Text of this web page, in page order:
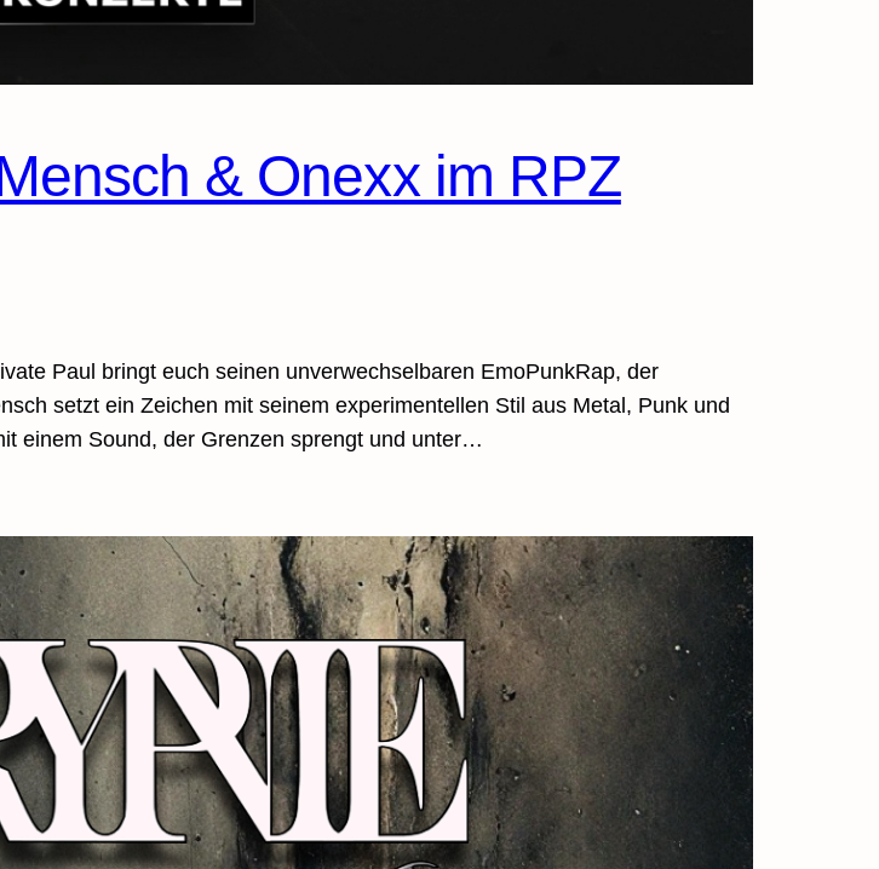
& Onexx im RPZ
Paul bringt euch seinen unverwechselbaren EmoPunkRap, der
setzt ein Zeichen mit seinem experimentellen Stil aus Metal, Punk und
einem Sound, der Grenzen sprengt und unter…